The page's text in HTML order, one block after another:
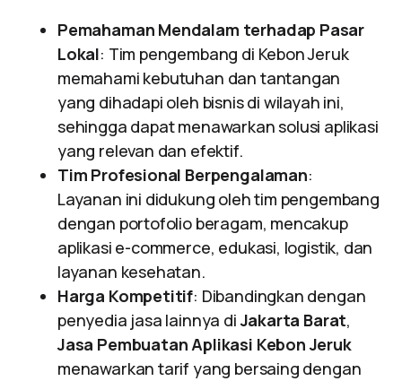
Pemahaman Mendalam terhadap Pasar
Lokal: Tim pengembang di Kebon Jeruk
memahami kebutuhan dan tantangan
yang dihadapi oleh bisnis di wilayah ini,
sehingga dapat menawarkan solusi aplikasi
yang relevan dan efektif.
Tim Profesional Berpengalaman:
Layanan ini didukung oleh tim pengembang
dengan portofolio beragam, mencakup
aplikasi e-commerce, edukasi, logistik, dan
layanan kesehatan.
Harga Kompetitif: Dibandingkan dengan
penyedia jasa lainnya diJakarta Barat,
Jasa Pembuatan Aplikasi Kebon Jeruk
menawarkan tarif yang bersaing dengan